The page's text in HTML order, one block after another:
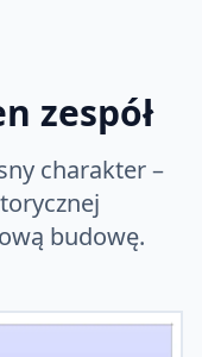
zespół
charakter –
budowę.